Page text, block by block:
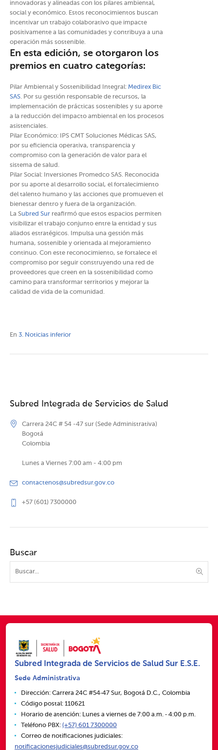
innovadoras y alineadas con los pilares ambiental,
social y económico. Estos reconocimientos buscan
incentivar un trabajo colaborativo que impacte
positivamente a las comunidades y contribuya a una
operación más sostenible.
En esta edición, se otorgaron los
premios en cuatro categorías:
Pilar Ambiental y Sostenibilidad Integral: Medirex Bic
SAS. Por su gestión responsable de recursos, la
implementación de prácticas sostenibles y su aporte
a la reducción del impacto ambiental en los procesos
asistenciales.
Pilar Económico: IPS CMT Soluciones Médicas SAS,
por su eficiencia operativa, transparencia y
compromiso con la generación de valor para el
sistema de salud.
Pilar Social: Inversiones Promedco SAS. Reconocida
por su aporte al desarrollo social, el fortalecimiento
del talento humano y las acciones que promueven el
bienestar dentro y fuera de la organización.
La Subred Sur reafirmó que estos espacios permiten
visibilizar el trabajo conjunto entre la entidad y sus
aliados estratégicos. Impulsa una gestión más
humana, sostenible y orientada al mejoramiento
continuo. Con este reconocimiento, se fortalece el
compromiso por seguir construyendo una red de
proveedores que creen en la sostenibilidad como
camino para transformar territorios y mejorar la
calidad de vida de la comunidad.
En 3. Noticias inferior
Subred Integrada de Servicios de Salud
Carrera 24C # 54 -47 sur (Sede Administrativa)
Bogotá
Colombia
Lunes a Viernes 7:00 am - 4:00 pm
contactenos@subredsur.gov.co
+57 (601) 7300000
Buscar
Subred Integrada de Servicios de Salud Sur E.S.E.
Sede Administrativa
Dirección: Carrera 24C #54‑47 Sur, Bogotá D.C., Colombia
Código postal: 110621
Horario de atención: Lunes a viernes de 7:00 a.m. ‑ 4:00 p.m.
Teléfono PBX: (+57) 601 7300000
Correo de notificaciones judiciales:
notificacionesjudiciales@subredsur.gov.co